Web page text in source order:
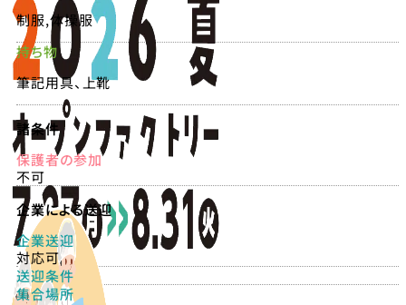
制服,体操服
持ち物
筆記用具、上靴
諸条件
保護者の参加
不可
企業による送迎
企業送迎
対応可
送迎条件
集合場所